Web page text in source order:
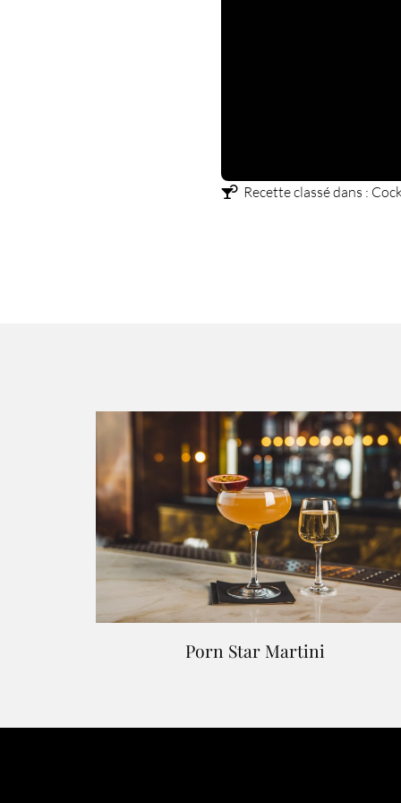
Recette classé dans :
Porn Star Martini